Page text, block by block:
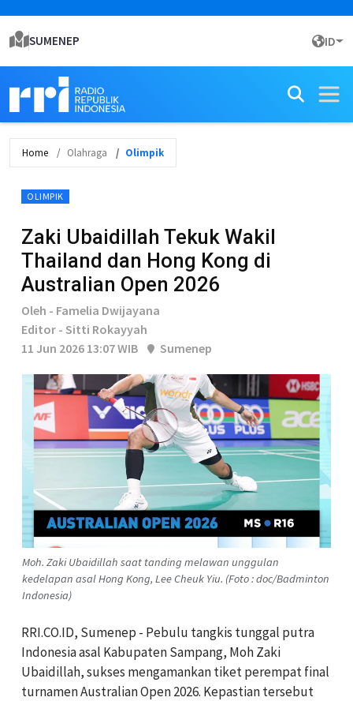
SUMENEP ID
Home Olahraga Olimpik
OLIMPIK
Zaki Ubaidillah Tekuk Wakil
Thailand dan Hong Kong di
Australian Open 2026
Oleh - Famelia Dwijayana
Editor - Sitti Rokayyah
11 Jun 2026 13:07 WIB
Sumenep
Moh. Zaki Ubaidillah saat tanding melawan unggulan
kedelapan asal Hong Kong, Lee Cheuk Yiu. (Foto : doc/Badminton
Indonesia)
RRI.CO.ID, Sumenep - Pebulu tangkis tunggal putra
Indonesia asal Kabupaten Sampang, Moh Zaki
Ubaidillah, sukses mengamankan tiket perempat final
turnamen Australian Open 2026. Kepastian tersebut